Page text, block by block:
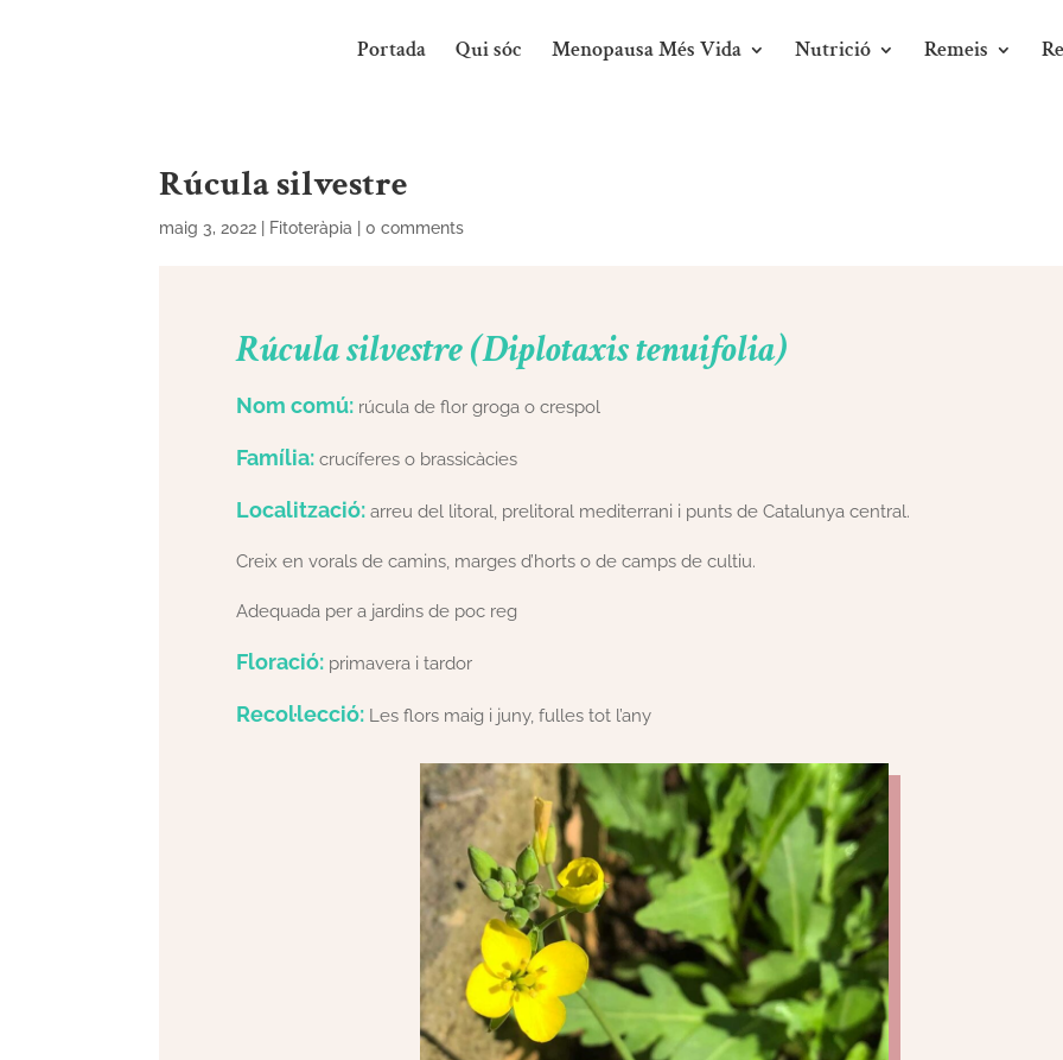
Portada Qui sóc Menopausa Més Vida Nutrició Remeis
Rúcula silvestre
maig 3, 2022 Fitoteràpia |0 comments
Rúcula silvestre (Diplotaxis tenuifolia)
Nom comú: rúcula de flor groga o crespol
Família: crucíferes o brassicàcies
Localització: arreu del litoral, prelitoral mediterrani i punts de Catalunya central.
Creix en vorals de camins, marges d’horts o de camps de cultiu.
Adequada per a jardins de poc reg
Floració: primavera i tardor
Recol·lecció: Les flors maig i juny, fulles tot l’any